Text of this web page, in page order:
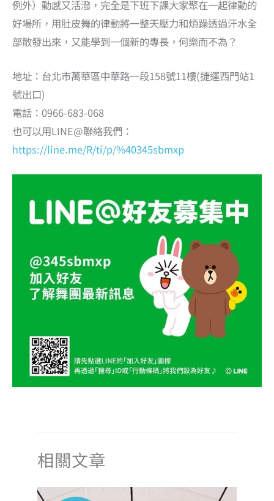
例外）動感又活潑，完全是下班下課大家聚在一起律動的
好場所，用肚皮舞的律動將一整天壓力和煩躁透過汗水全
部散發出來，又能學到一個新的專長，何樂而不為？
地址：台北市萬華區中華路一段158號11樓(捷運西門站1
號出口)
電話：0966-683-068
也可以用LINE@聯絡我們：
https://line.me/R/ti/p/%40345sbmxp
相關文章